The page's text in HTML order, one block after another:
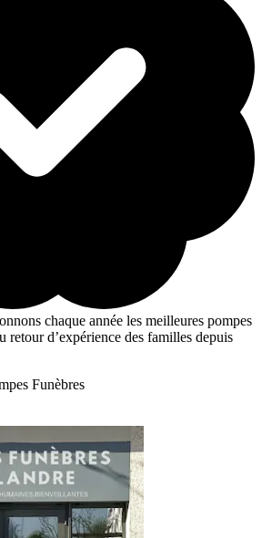
chaque année les meilleures pompes
retour d’expérience des familles depuis
Funèbres